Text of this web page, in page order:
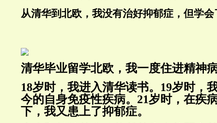
从清华到北欧，我没有治好抑郁症，但学
清华毕业留学北欧，我一度住进精神
18岁时，我进入清华读书。19岁时，
今的自身免疫性疾病。21岁时，在疾
下，我又患上了抑郁症。